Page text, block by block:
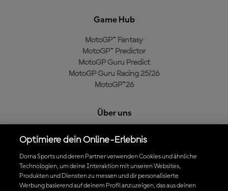
Game Hub
MotoGP™ Fantasy
MotoGP™ Predictor
MotoGP Guru Predict
MotoGP Guru Racing 25/26
MotoGP™26
Über uns
Cookie-Richtlinien
Geschäftsbedingungen
Datenschutzrichtlinien
Kaufrichtlinie
Optimiere dein Online-Erlebnis
Dorna Sports und deren Partner verwenden Cookies und ähnliche
Technologien, um deine Interaktion mit unseren Websites,
Produkten und Diensten zu messen und dir personalisierte
Werbung basierend auf deinem Profil anzuzeigen, das aus deinen